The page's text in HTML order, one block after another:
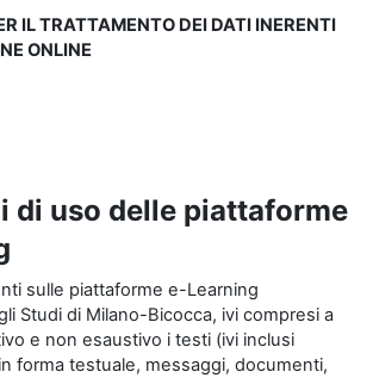
IL TRATTAMENTO DEI DATI INERENTI
ONLINE
di uso delle piattaforme
sulle piattaforme e-Learning
Studi di Milano-Bicocca, ivi compresi a
e non esaustivo i testi (ivi inclusi
forma testuale, messaggi, documenti,